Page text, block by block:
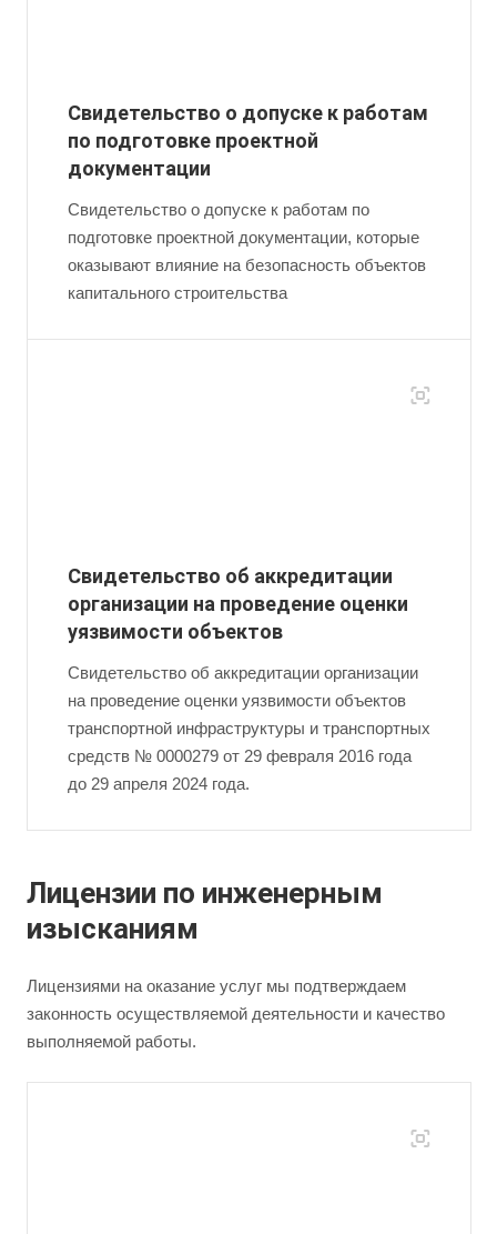
Свидетельство о допуске к работам
по подготовке проектной
документации
Свидетельство о допуске к работам по
подготовке проектной документации, которые
оказывают влияние на безопасность объектов
капитального строительства
Свидетельство об аккредитации
организации на проведение оценки
уязвимости объектов
Свидетельство об аккредитации организации
на проведение оценки уязвимости объектов
транспортной инфраструктуры и транспортных
средств № 0000279 от 29 февраля 2016 года
до 29 апреля 2024 года.
Лицензии по инженерным
изысканиям
Лицензиями на оказание услуг мы подтверждаем
законность осуществляемой деятельности и качество
выполняемой работы.